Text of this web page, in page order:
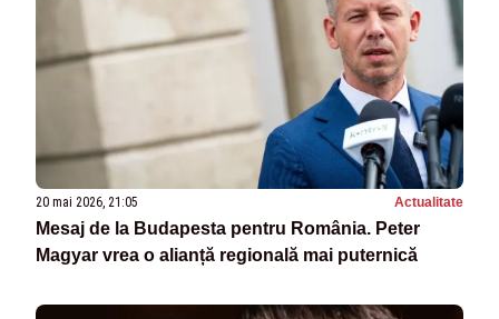
20 mai 2026, 21:05 Actualitate
Mesaj de la Budapesta pentru România. Peter
Magyar vrea o alianță regională mai puternică